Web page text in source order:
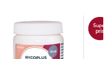
Super
pris